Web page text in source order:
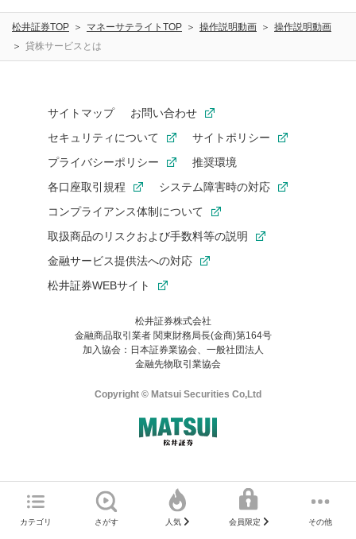
カテゴリ さがす 人気 会員限定 その他
松井証券TOP マネーサテライトTOP 操作説明動画
操作説明動画
貸株サービスとは
サイトマップ
お問い合わせ
セキュリティについて
サイトポリシー
プライバシーポリシー
推奨環境
各口座取引規程
システム障害時の対応
コンプライアンス体制について
取扱商品のリスクおよび手数料等の説明
金融サービス提供法への対応
松井証券WEBサイト
松井証券株式会社
金融商品取引業者 関東財務局長(金商)第164号
加入協会：日本証券業協会、一般社団法人
金融先物取引業協会
Copyright © Matsui Securities Co,Ltd
マネーサテライトのWEBサイトへようこそ
直前にご覧いただいていたWEBサイトは、当社が作成したもので
ご利用の環境(Internet Explorer)は、本サイトの推奨環境外のた
め、
一部の機能が正常に動作しない可能性があります。
お気に入り機能は松井証券の会員限定の機能です。
お気に入り登録いただくと、後からいつでもお気に入りのコンテ
ンツを一覧でご確認いただけます。
ご利用いただくには口座開設が必要です。
はご利用の端末で一度ログインしてください。
ログイン